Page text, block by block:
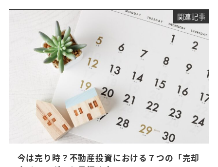
関連記事
今は売り時？不動産投資における７つの「売却